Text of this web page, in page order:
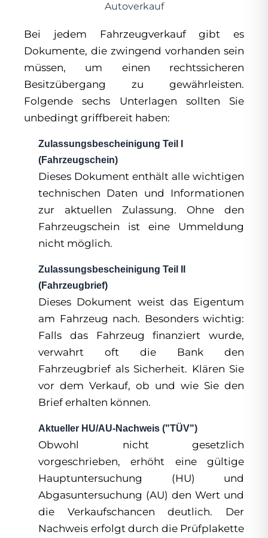
Autoverkauf
Bei jedem Fahrzeugverkauf gibt es
Dokumente, die zwingend vorhanden sein
müssen, um einen rechtssicheren
Besitzübergang zu gewährleisten.
Folgende sechs Unterlagen sollten Sie
unbedingt griffbereit haben:
Zulassungsbescheinigung Teil I
(Fahrzeugschein)
Dieses Dokument enthält alle wichtigen
technischen Daten und Informationen
zur aktuellen Zulassung. Ohne den
Fahrzeugschein ist eine Ummeldung
nicht möglich.
Zulassungsbescheinigung Teil II
(Fahrzeugbrief)
Dieses Dokument weist das Eigentum
am Fahrzeug nach. Besonders wichtig:
Falls das Fahrzeug finanziert wurde,
verwahrt oft die Bank den
Fahrzeugbrief als Sicherheit. Klären Sie
vor dem Verkauf, ob und wie Sie den
Brief erhalten können.
Aktueller HU/AU-Nachweis ("TÜV")
Obwohl nicht gesetzlich
vorgeschrieben, erhöht eine gültige
Hauptuntersuchung (HU) und
Abgasuntersuchung (AU) den Wert und
die Verkaufschancen deutlich. Der
Nachweis erfolgt durch die Prüfplakette